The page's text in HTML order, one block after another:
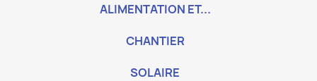
ALIMENTATION ET...
CHANTIER
SOLAIRE